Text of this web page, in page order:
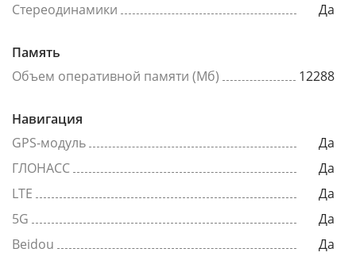
Стереодинамики
Да
Память
Объем оперативной памяти (Мб)
12288
Навигация
GPS-модуль
Да
ГЛОНАСС
Да
LTE
Да
5G
Да
Beidou
Да